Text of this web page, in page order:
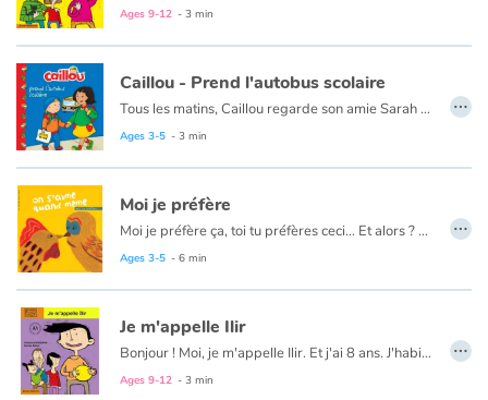
Ages 9-12 - 3 min
Caillou - Prend l'autobus scolaire
Tous les matins, Caillou regarde son amie Sarah monter à bord de l'autobus scolaire. Il aimerait tellement faire comme elle ! Mais Caillou est trop petit, il doit encore attendre un an. À moins que...
Ce livre est aussi disponible en anglais :
Ages 3-5 - 3 min
…
Moi je préfère
Moi je préfère ça, toi tu préfères ceci... Et alors ? On s'aime quand même !
Ages 3-5 - 6 min
…
Je m'appelle Ilir
Bonjour ! Moi, je m'appelle Ilir. Et j'ai 8 ans. J'habite à Luxembourg-ville, dans le quartier qui s'appelle le Limpertsberg.
Ages 9-12 - 3 min
…